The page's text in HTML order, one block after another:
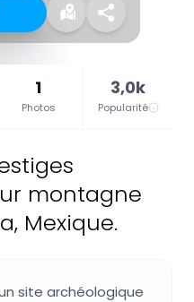
1
Photos
3,0k
Popularité
montagne
Mexique.
site archéologique